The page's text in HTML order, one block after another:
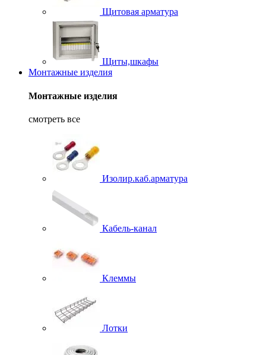
Щитовая арматура
Щиты,шкафы
Монтажные изделия
Монтажные изделия
смотреть все
Изолир.каб.арматура
Кабель-канал
Клеммы
Лотки